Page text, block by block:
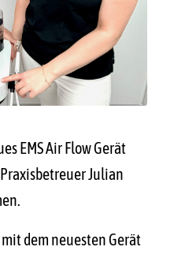
EMS Air Flow Gerät
Julian
dem neuesten Gerät